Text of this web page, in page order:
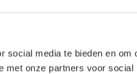
social media te bieden en om
met onze partners voor social